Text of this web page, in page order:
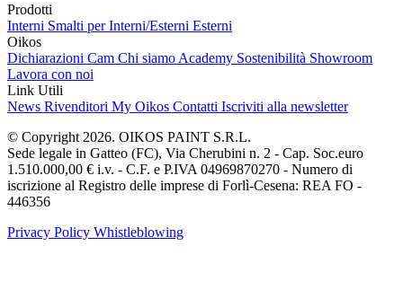
Prodotti
Interni Smalti per Interni/Esterni Esterni
Oikos
Dichiarazioni Cam Chi siamo Academy Sostenibilità Showroom
Lavora con noi
Link Utili
News Rivenditori My Oikos Contatti Iscriviti alla newsletter
© Copyright 2026. OIKOS PAINT S.R.L.
Sede legale in Gatteo (FC), Via Cherubini n. 2 - Cap. Soc.euro
1.510.000,00 € i.v. - C.F. e P.IVA 04969870270 - Numero di
iscrizione al Registro delle imprese di Forlì-Cesena: REA FO -
446356
Privacy Policy Whistleblowing